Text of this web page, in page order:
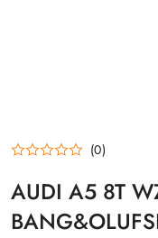
(0)
AUDI A5 8T